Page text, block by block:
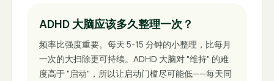
ADHD 大脑应该多久整理一次？
频率比强度重要。每天 5-15 分钟的小整理，比每月
一次的大扫除更可持续。ADHD 大脑对 "维持" 的难
度高于 "启动"，所以让启动门槛尽可能低——每天同